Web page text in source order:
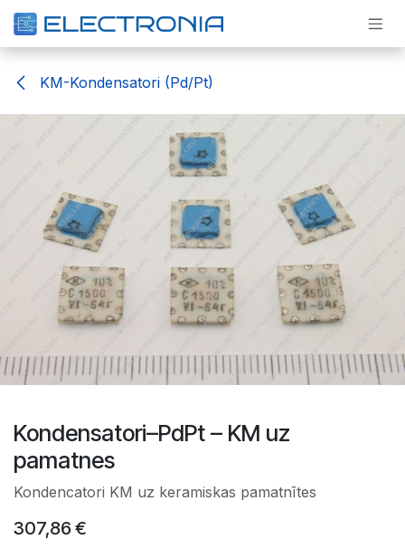
Pāriet pie satura
KM-Kondensatori (Pd/Pt)
Kondensatori–PdPt – KM uz
pamatnes
Kondencatori KM uz keramiskas pamatnītes
307,86 €